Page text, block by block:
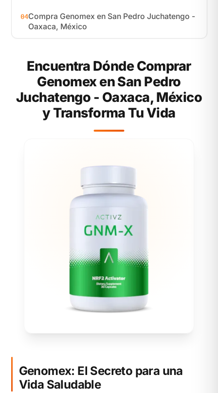
04Compra Genomex en San Pedro Juchatengo -
Oaxaca, México
Encuentra Dónde Comprar
Genomex en San Pedro
Juchatengo - Oaxaca, México
y Transforma Tu Vida
Genomex: El Secreto para una
Vida Saludable